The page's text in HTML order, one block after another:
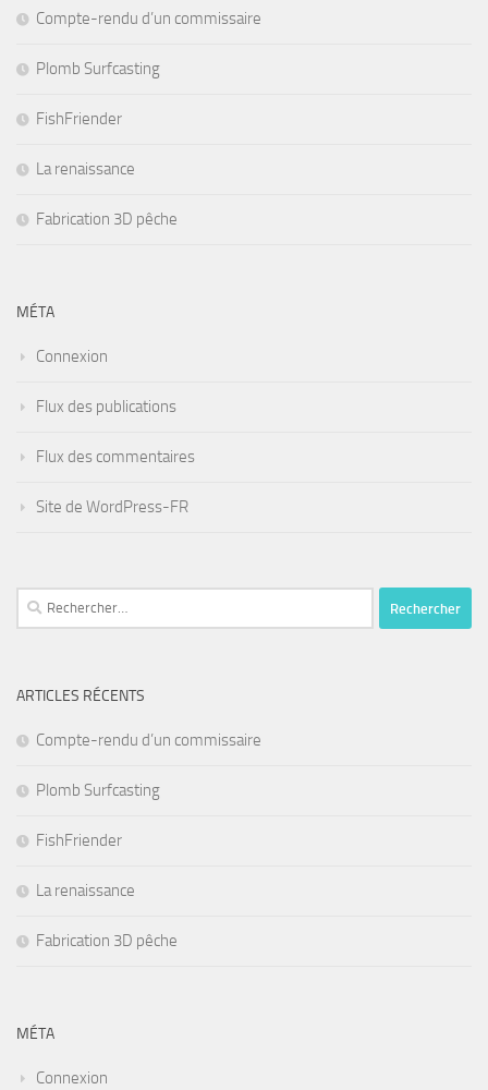
Compte-rendu d’un commissaire
Plomb Surfcasting
FishFriender
La renaissance
Fabrication 3D pêche
MÉTA
Connexion
Flux des publications
Flux des commentaires
Site de WordPress-FR
Rechercher :
ARTICLES RÉCENTS
Compte-rendu d’un commissaire
Plomb Surfcasting
FishFriender
La renaissance
Fabrication 3D pêche
MÉTA
Connexion